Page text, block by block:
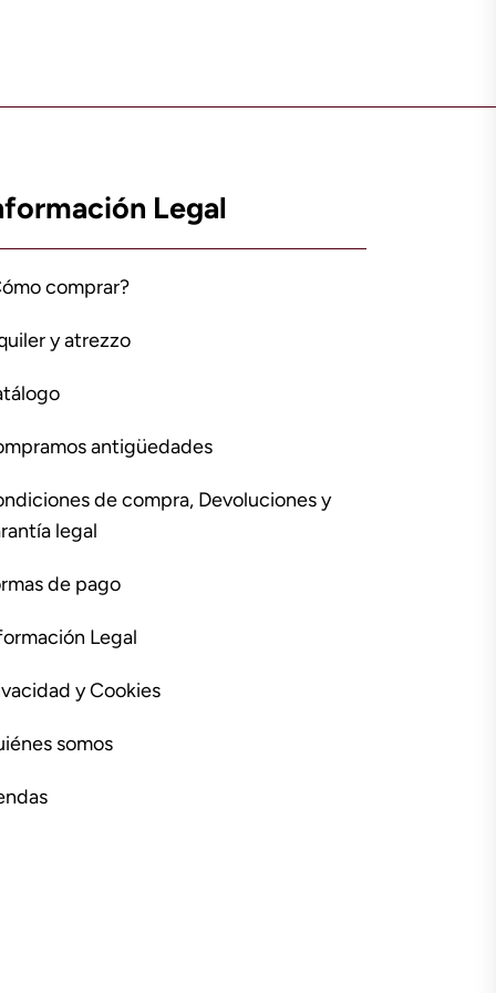
Legal
comprar?
y atrezzo
antigüedades
de compra, Devoluciones y
legal
de pago
Legal
y Cookies
somos